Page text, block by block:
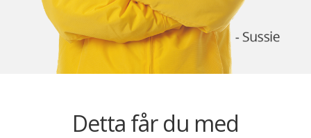
Detta får du med